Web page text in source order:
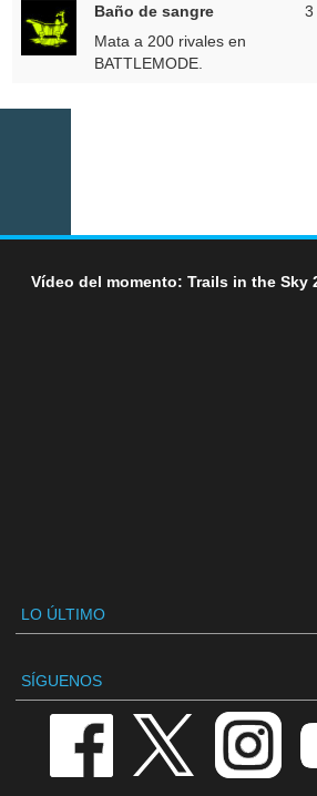
Baño de sangre
Mata a 200 rivales en
BATTLEMODE.
3
Vídeo del momento: Trails in the Sky
LO ÚLTIMO
SÍGUENOS